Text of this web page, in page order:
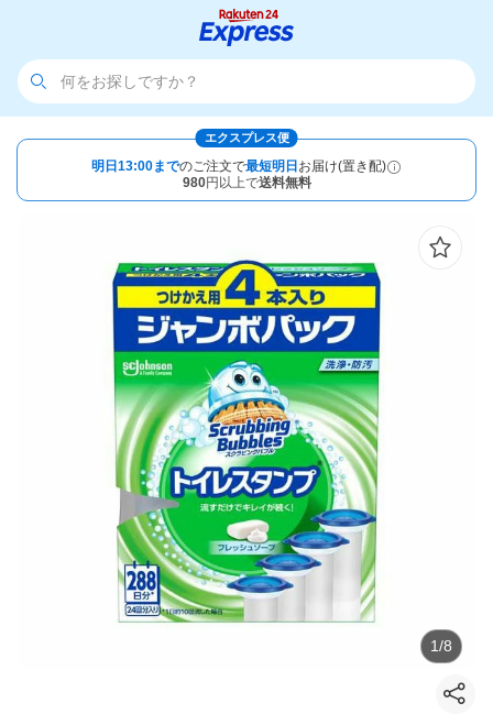
エクスプレス便
明日13:00までのご注文で最短明日 お届け(置き配)
980円以上で送料無料
1/8